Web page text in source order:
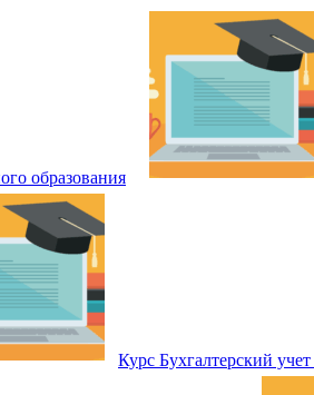
образования
Курс Бухгалтерский